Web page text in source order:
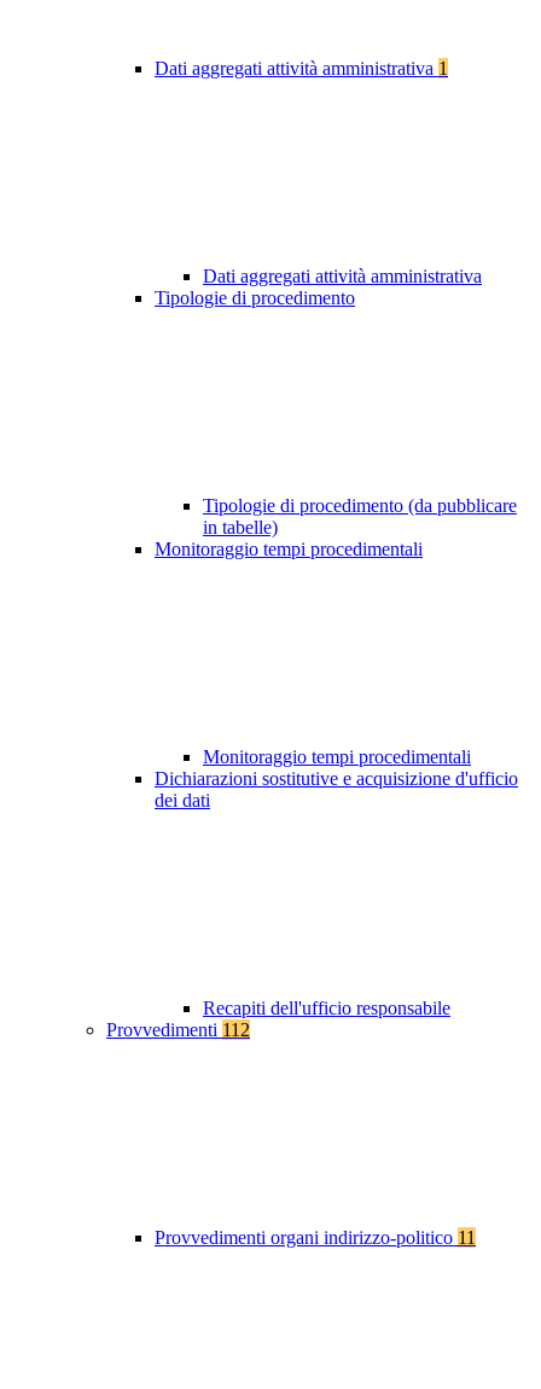
Dati aggregati attività amministrativa 1
Dati aggregati attività amministrativa
Tipologie di procedimento
Tipologie di procedimento (da pubblicare
in tabelle)
Monitoraggio tempi procedimentali
Monitoraggio tempi procedimentali
Dichiarazioni sostitutive e acquisizione d'ufficio
dei dati
Recapiti dell'ufficio responsabile
Provvedimenti 112
Provvedimenti organi indirizzo-politico 11